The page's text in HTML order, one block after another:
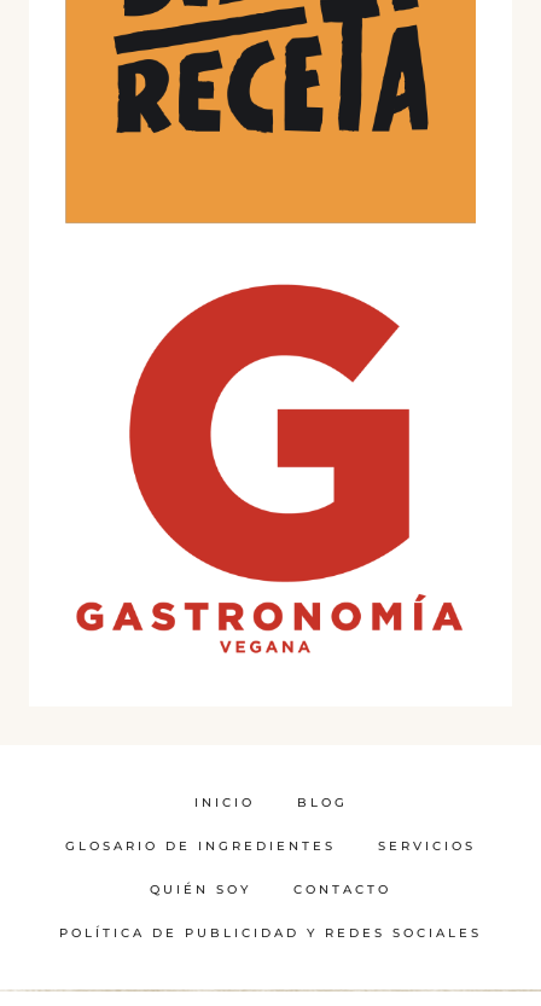
INICIO BLOG
GLOSARIO DE INGREDIENTES SERVICIOS
QUIÉN SOY CONTACTO
POLÍTICA DE PUBLICIDAD Y REDES SOCIALES